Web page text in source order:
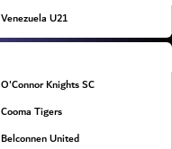
Venezuela U21
O'Connor Knights SC
Cooma Tigers
Belconnen United